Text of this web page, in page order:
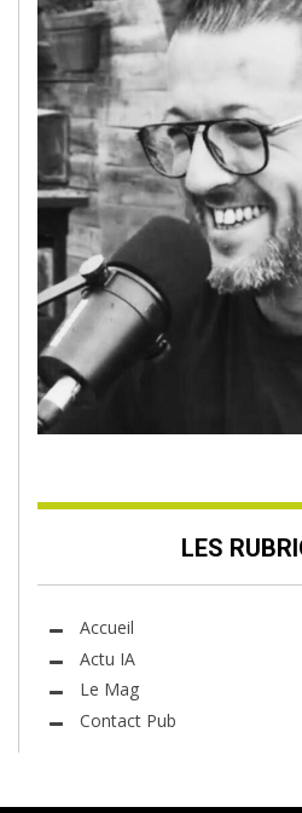
LES
Accueil
Actu IA
Le Mag
Contact Pub